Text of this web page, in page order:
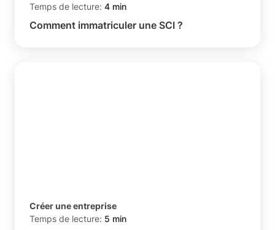
Temps de lecture: 4 min
Comment immatriculer une SCI ?
Créer une entreprise
Temps de lecture: 5 min